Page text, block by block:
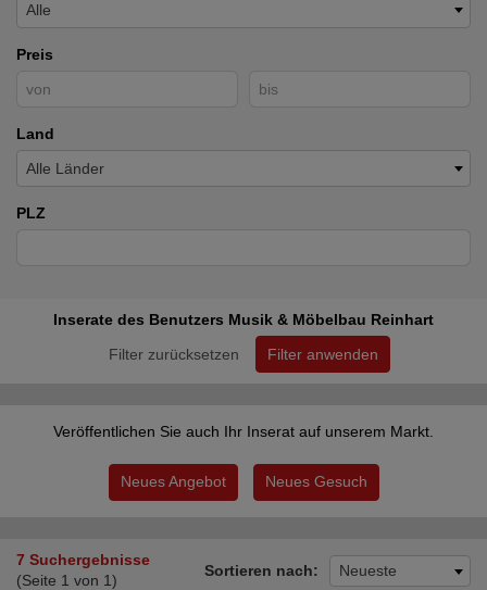
Alle
Preis
Land
Alle Länder
PLZ
Inserate des Benutzers Musik & Möbelbau Reinhart
Filter zurücksetzen
Filter anwenden
Veröffentlichen Sie auch Ihr Inserat auf unserem Markt.
Neues Angebot Neues Gesuch
7 Suchergebnisse
(Seite 1 von 1)
Sortieren nach: Neueste